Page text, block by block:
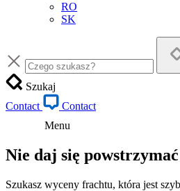
RO
SK
Szukaj
Contact
Contact
Menu
Nie daj się
Szukasz wyceny frachtu, która jest